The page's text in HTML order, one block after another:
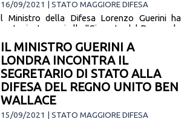
16/09/2021 | STATO MAGGIORE DIFESA
l Ministro della Difesa Lorenzo Guerini ha
partecipato oggi alla "Giornata del Personale
sede del Segretariato Generale della… [leggi
la notizia]
IL MINISTRO GUERINI A
LONDRA INCONTRA IL
SEGRETARIO DI STATO ALLA
DIFESA DEL REGNO UNITO BEN
WALLACE
15/09/2021 | STATO MAGGIORE DIFESA